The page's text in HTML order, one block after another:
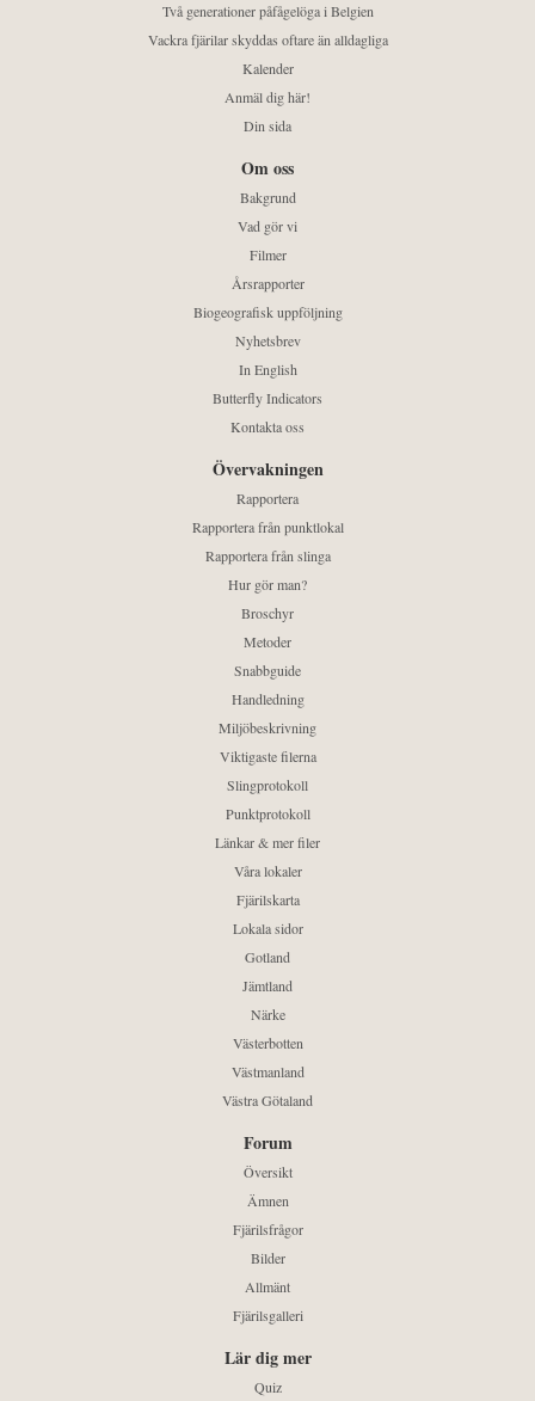
Två generationer påfågelöga i Belgien
Vackra fjärilar skyddas oftare än alldagliga
Kalender
Anmäl dig här!
Din sida
Om oss
Bakgrund
Vad gör vi
Filmer
Årsrapporter
Biogeografisk uppföljning
Nyhetsbrev
In English
Butterfly Indicators
Kontakta oss
Övervakningen
Rapportera
Rapportera från punktlokal
Rapportera från slinga
Hur gör man?
Broschyr
Metoder
Snabbguide
Handledning
Miljöbeskrivning
Viktigaste filerna
Slingprotokoll
Punktprotokoll
Länkar & mer filer
Våra lokaler
Fjärilskarta
Lokala sidor
Gotland
Jämtland
Närke
Västerbotten
Västmanland
Västra Götaland
Forum
Översikt
Ämnen
Fjärilsfrågor
Bilder
Allmänt
Fjärilsgalleri
Lär dig mer
Quiz